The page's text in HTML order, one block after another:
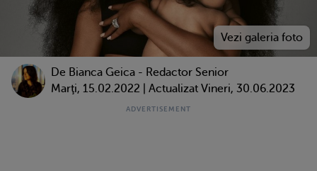
De Bianca Geica - Redactor Senior
Marţi, 15.02.2022 | Actualizat Vineri, 30.06.2023